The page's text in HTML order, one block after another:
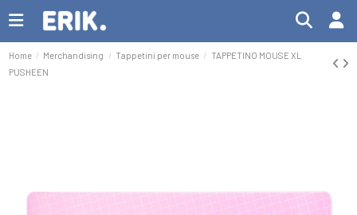
Home Merchandising Tappetini per mouse
TAPPETINO MOUSE XL
PUSHEEN